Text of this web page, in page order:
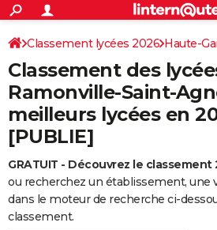
ACTUALITÉS
Politique
Société
Faits Divers
Education
Monde
Villes
+
SPORT
Coupe du monde 2026
Football
Tennis
Cyclisme
Rugby
Forum
Programme TV
TNT
Streaming
Cinéma
Sorties cinéma
Musique
+
FINANCE
Retraite
Impôts
Epargne
Immobilier
Risques naturels par ville
Banque
Assurance
Crédit
AUTO
Réserver un essai
Citadines
Berlines
Forum auto
HIGH-TECH
BRICOLAGE
S'inscrire
Connexion
Classement lycées 2026 Haute-
Classement des
Ramonville-Saint-
meilleurs lycées en
[PUBLIE]
GRATUIT - Découvrez le
ou recherchez un établissement, une
dans le moteur de recherche ci-
classement.